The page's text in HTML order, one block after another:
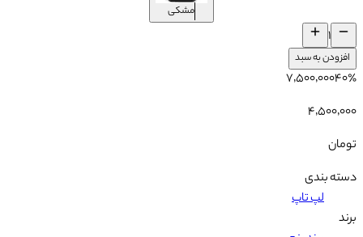
مشکی
۱
افزودن به سبد
۷٬۵۰۰٬۰۰۰۴۰٪
۴٬۵۰۰٬۰۰۰
تومان
دسته بندی
لپ تاپ
برند